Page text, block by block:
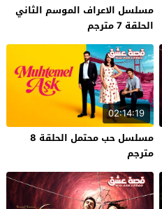
مسلسل الاعراف الموسم الثاني
الحلقة 7 مترجم
02:14:19
مسلسل حب محتمل الحلقة 8
مترجم